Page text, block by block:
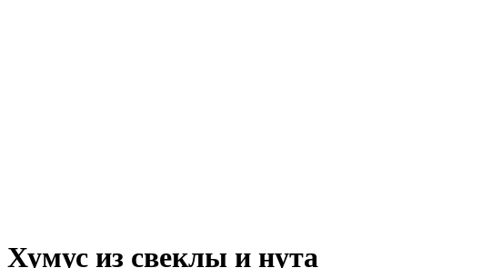
Хумус из свеклы и нута